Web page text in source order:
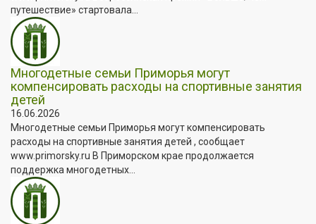
путешествие» стартовала...
Многодетные семьи Приморья могут
компенсировать расходы на спортивные занятия
детей
16.06.2026
Многодетные семьи Приморья могут компенсировать
расходы на спортивные занятия детей , сообщает
www.primorsky.ru В Приморском крае продолжается
поддержка многодетных...